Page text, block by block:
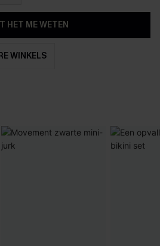
HET ME WETEN
WINKELS